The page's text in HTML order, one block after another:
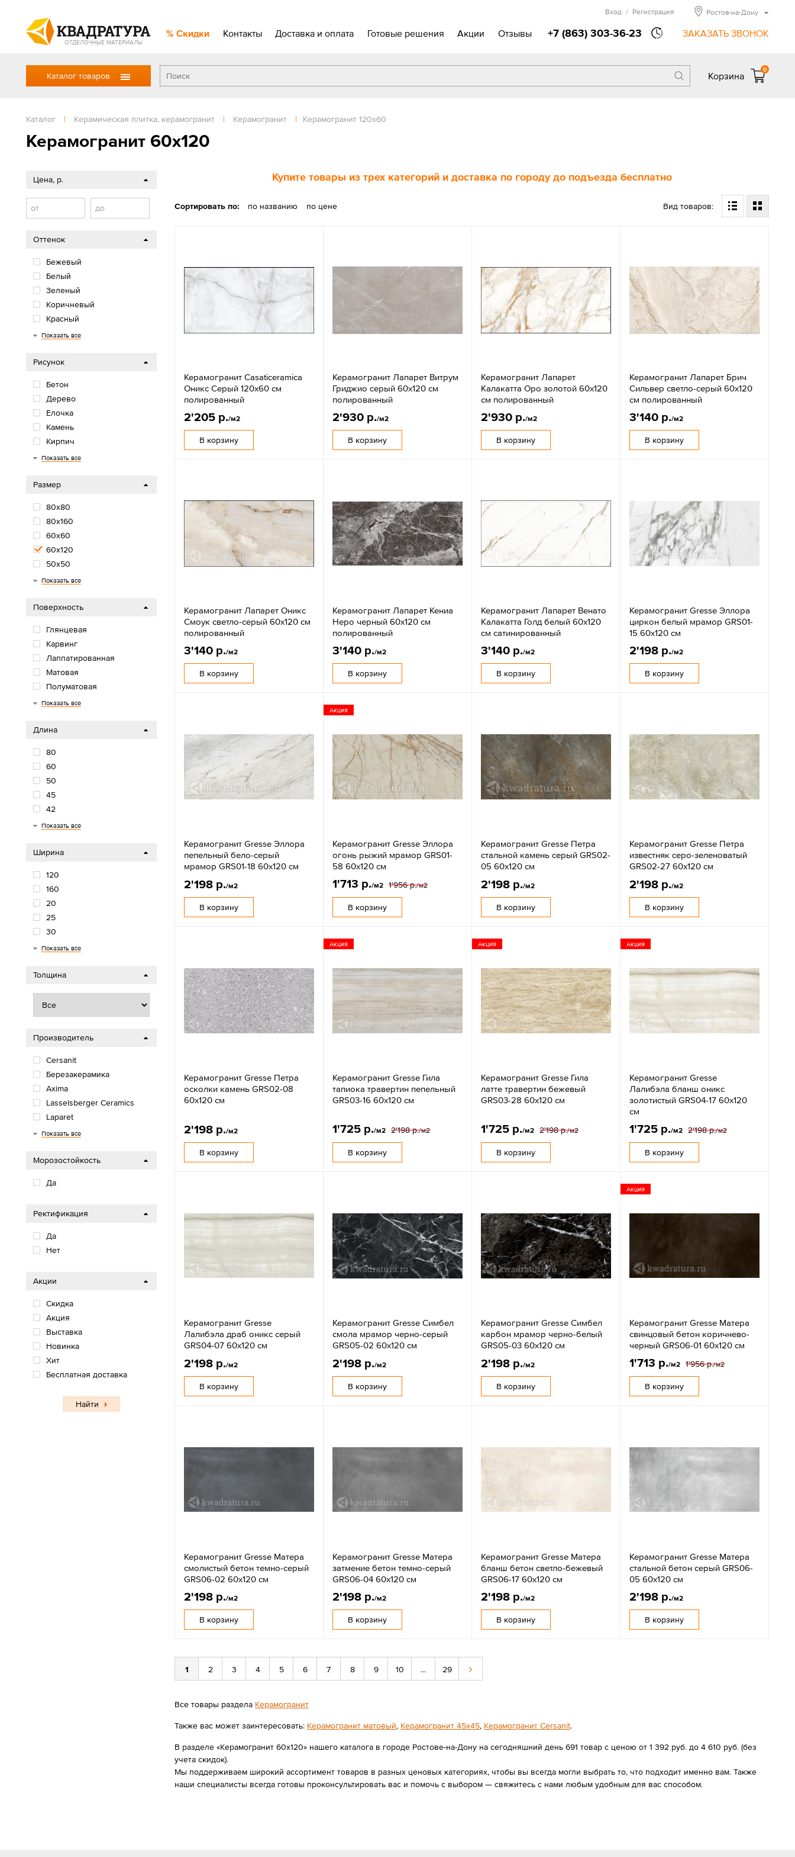
ОТДЕЛОЧНЫЕ МАТЕРИАЛЫ
Скидки Контакты Доставка и оплата Готовые решения Акции Отзывы +7 (863) 303-36-23 ЗАКАЗАТЬ ЗВОНОК
Вход / Регистрация Ростов-на-Дону
Каталог товаров Корзина
0
Каталог | Керамическая плитка, керамогранит | Керамогранит | Керамогранит 120х60
Керамогранит 60x120
Купите товары из трех категорий и доставка по городу до подъезда бесплатно
Сортировать по: по названию по цене Вид товаров:
Керамогранит Casaticeramica
Оникс Серый 120х60 см
полированный
2'205 р./м2
В корзину
Керамогранит Лапарет Витрум
Гриджио серый 60x120 см
полированный
2'930 р./м2
В корзину
Керамогранит Лапарет
Калакатта Оро золотой 60x120
см полированный
2'930 р./м2
В корзину
Керамогранит Лапарет Брич
Сильвер светло-серый 60x120
см полированный
3'140 р./м2
В корзину
Керамогранит Лапарет Оникс
Смоук светло-серый 60x120 см
полированный
3'140 р./м2
В корзину
Керамогранит Лапарет Кениа
Неро черный 60x120 см
полированный
3'140 р./м2
В корзину
Керамогранит Лапарет Венато
Калакатта Голд белый 60x120
см сатинированный
3'140 р./м2
В корзину
Керамогранит Gresse Эллора
циркон белый мрамор GRS01-
15 60х120 см
2'198 р./м2
В корзину
Керамогранит Gresse Эллора
пепельный бело-серый
мрамор GRS01-18 60х120 см
2'198 р./м2
В корзину
Акция
Керамогранит Gresse Эллора
огонь рыжий мрамор GRS01-
58 60х120 см
1'713 р./м2 1'956 р./м2
В корзину
Керамогранит Gresse Петра
стальной камень серый GRS02-
05 60х120 см
2'198 р./м2
В корзину
Керамогранит Gresse Петра
известняк серо-зеленоватый
GRS02-27 60х120 см
2'198 р./м2
В корзину
Керамогранит Gresse Петра
осколки камень GRS02-08
60х120 см
2'198 р./м2
В корзину
Акция
Керамогранит Gresse Гила
тапиока травертин пепельный
GRS03-16 60х120 см
1'725 р./м2 2'198 р./м2
В корзину
Акция
Керамогранит Gresse Гила
латте травертин бежевый
GRS03-28 60х120 см
1'725 р./м2 2'198 р./м2
В корзину
Акция
Керамогранит Gresse
Лалибэла бланш оникс
золотистый GRS04-17 60х120
см
1'725 р./м2 2'198 р./м2
В корзину
Керамогранит Gresse
Лалибэла драб оникс серый
GRS04-07 60х120 см
2'198 р./м2
В корзину
Керамогранит Gresse Симбел
смола мрамор черно-серый
GRS05-02 60х120 см
2'198 р./м2
В корзину
Керамогранит Gresse Симбел
карбон мрамор черно-белый
GRS05-03 60х120 см
2'198 р./м2
В корзину
Акция
Керамогранит Gresse Матера
свинцовый бетон коричнево-
черный GRS06-01 60х120 см
1'713 р./м2 1'956 р./м2
В корзину
Керамогранит Gresse Матера
смолистый бетон темно-серый
GRS06-02 60х120 см
2'198 р./м2
В корзину
Керамогранит Gresse Матера
затмение бетон темно-серый
GRS06-04 60х120 см
2'198 р./м2
В корзину
Керамогранит Gresse Матера
бланш бетон светло-бежевый
GRS06-17 60х120 см
2'198 р./м2
В корзину
Керамогранит Gresse Матера
стальной бетон серый GRS06-
05 60х120 см
2'198 р./м2
В корзину
1 2 3 4 5 6 7 8 9 10 ... 29
Все товары раздела Керамогранит
Также вас может заинтересовать: Керамогранит матовый, Керамогранит 45х45, Керамогранит Cersanit.
В разделе «Керамогранит 60x120» нашего каталога в городе Ростове-на-Дону на сегодняшний день 691 товар с ценою от 1 392 руб. до 4 610 руб. (без
учета скидок).
Мы поддерживаем широкий ассортимент товаров в разных ценовых категориях, чтобы вы всегда могли выбрать то, что подходит именно вам. Также
наши специалисты всегда готовы проконсультировать вас и помочь с выбором — свяжитесь с нами любым удобным для вас способом.
Цена, р.
от до
Оттенок
Бежевый
Белый
Зеленый
Коричневый
Красный
Многоцветный
Оранжевый/желтый
Розовый/фиолетовый
Серый
Синий/голубой
Черный
Показать все
Рисунок
Бетон
Дерево
Елочка
Камень
Кирпич
Моноколор
Мрамор
Обои
Орнамент
Паркет
Терраццо
Травертин
Цветы
Цемент
Показать все
Размер
80х80
80x160
60х60
60х120
50х50
50x100
45х45
45x90
42х42
40х40
40x120
33х33
33x32
32x32
32x30
30х90
30х30
30x60
22х90
20х90
20х60
20х40
20х20
20х120
20x80
19x120
18х60
15х60
15x90
150x75
12x25
12,5х50
10х40
Показать все
Поверхность
Глянцевая
Карвинг
Лаппатированная
Матовая
Полуматовая
Сахарная
Структурная
Показать все
Длина
80
60
50
45
42
40
33
30
22
20
18
15
12
100
Показать все
Ширина
120
160
20
25
30
33
40
42
45
50
60
80
90
Показать все
Толщина
Производитель
Cersanit
Березакерамика
Axima
Lasselsberger Ceramics
Laparet
Gresse
Грани Таганая
Sotgres
Пиастрелла
Casaticeramica
Gracia Ceramica
Primavera
Azario
Ceradim
Artkera
Delacora
Alma Ceramica
MG Ceramic
New Trend
LCM
Global Tile
Arcadia Ceramica
Показать все
Морозостойкость
Да
Ректификация
Да
Нет
Акции
Скидка
Акция
Выставка
Новинка
Хит
Бесплатная доставка
Найти